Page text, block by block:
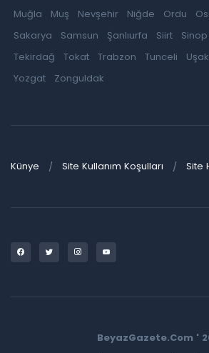
Muğla
Muş Nevşehir Niğde Ordu
Sakarya
Samsun Şanlıurfa Siirt Sinop
Tekirdağ
Tokat Trabzon Tunceli Uşak
Yozgat
Zonguldak
Künye Site Kullanım Koşulları Site
BeyazGazete.Com '